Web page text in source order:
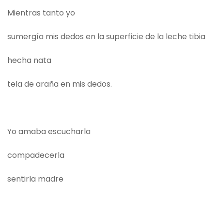
Mientras tanto yo
sumergía mis dedos en la superficie de la leche tibia
hecha nata
tela de araña en mis dedos.
Yo amaba escucharla
compadecerla
sentirla madre